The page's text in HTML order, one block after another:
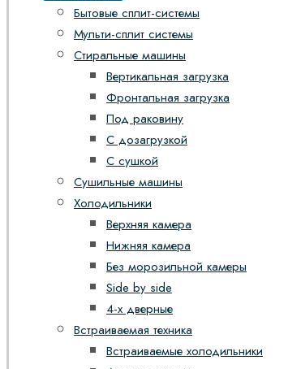
Бытовые сплит-системы
Мульти-сплит системы
Стиральные машины
Вертикальная загрузка
Фронтальная загрузка
Под раковину
С дозагрузкой
С сушкой
Сушильные машины
Холодильники
Верхняя камера
Нижняя камера
Без морозильной камеры
Side by side
4-х дверные
Встраиваемая техника
Встраиваемые холодильники